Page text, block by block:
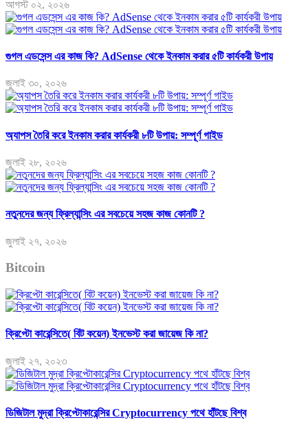
আগস্ট ০২, ২০২৬
গুগল এডসেন্স এর কাজ কি? AdSense থেকে ইনকাম করার ৫টি কার্যকরী উপায়
জুলাই ৩০, ২০২৬
অ্যাপস তৈরি করে ইনকাম করার কার্যকরী ৮টি উপায়: সম্পূর্ণ গাইড
জুলাই ২৮, ২০২৬
নতুনদের জন্য ফ্রিল্যান্সিং এর সবচেয়ে সহজ কাজ কোনটি ?
জুলাই ২৭, ২০২৬
Bitcoin
ক্রিপ্টো কারেন্সিতে( বিট কয়েন) ইনভেস্ট করা জায়েজ কি না?
জুলাই ২৭, ২০২৩
ডিজিটাল মুদ্রা ক্রিপ্টোকারেন্সির Cryptocurrency পথে হাঁটছে বিশ্ব